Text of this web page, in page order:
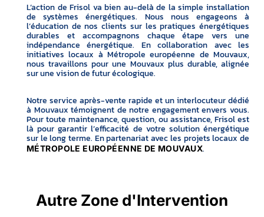
L’action de Frisol va bien au-delà de la simple installation
de systèmes énergétiques. Nous nous engageons à
l’éducation de nos clients sur les pratiques énergétiques
durables et accompagnons chaque étape vers une
indépendance énergétique. En collaboration avec les
initiatives locaux à Métropole européenne de Mouvaux,
nous travaillons pour une Mouvaux plus durable, alignée
sur une vision de futur écologique.
Notre service après-vente rapide et un interlocuteur dédié
à Mouvaux témoignent de notre engagement envers vous.
Pour toute maintenance, question, ou assistance, Frisol est
là pour garantir l’efficacité de votre solution énergétique
sur le long terme. En partenariat avec les projets locaux de
MÉTROPOLE EUROPÉENNE DE MOUVAUX.
Autre Zone d'Intervention